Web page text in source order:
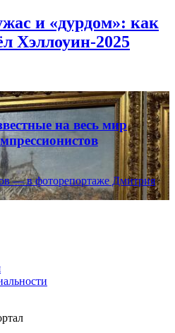
и «дурдом»: как
Хэллоуин-2025
на весь мир
— в фоторепортаже Дмитрия